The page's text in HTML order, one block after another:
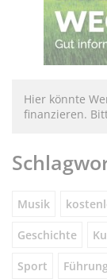
Hier könnte
finanzieren.
Musik
Geschichte
Sport